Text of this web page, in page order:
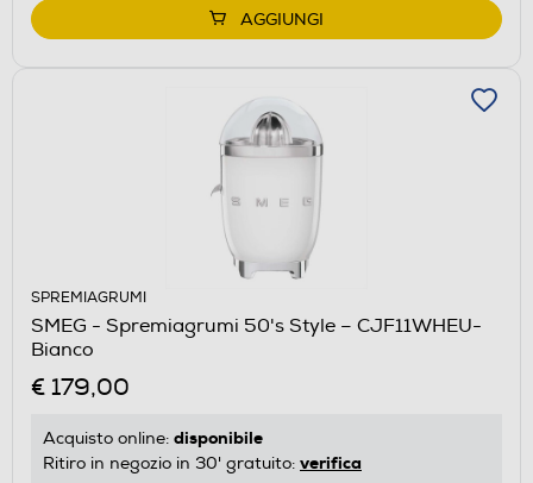
AGGIUNGI
SPREMIAGRUMI
SMEG - Spremiagrumi 50's Style – CJF11WHEU-
Bianco
€ 179,00
Acquisto online: disponibile
Ritiro in negozio in 30' gratuito: verifica